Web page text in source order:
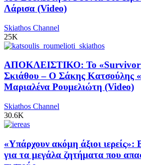
Λάρισα (Video)
Skiathos Channel
25K
ΑΠΟΚΛΕΙΣΤΙΚΟ: Το «Survivor»
Σκιάθου – Ο Σάκης Κατσούλης
Μαριαλένα Ρουμελιώτη (Video)
Skiathos Channel
30.6K
«Υπάρχουν ακόμη άξιοι ιερείς»:
για τα μεγάλα ζητήματα που